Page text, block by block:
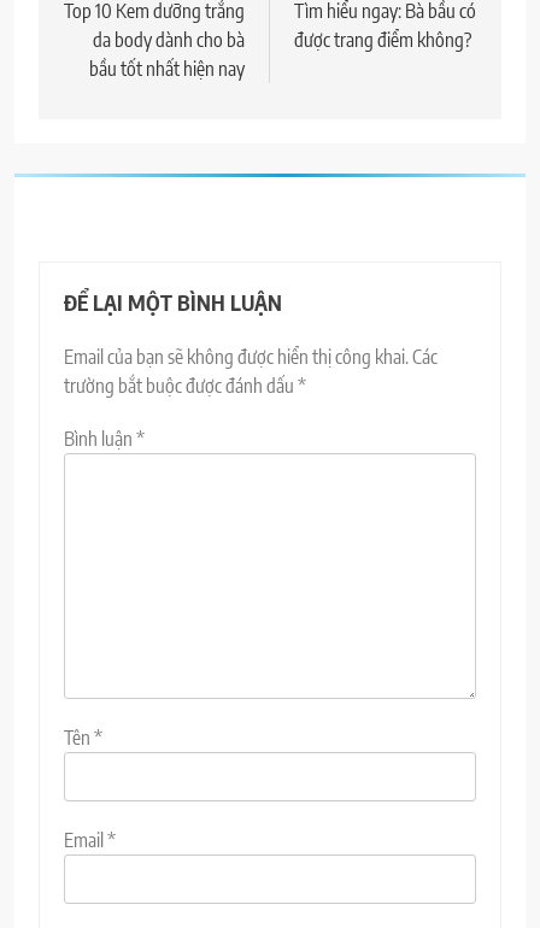
hướng
bài
Top 10 Kem dưỡng trắng
da body dành cho bà
bầu tốt nhất hiện nay
Tìm hiểu ngay: Bà bầu có
được trang điểm không?
ĐỂ LẠI MỘT BÌNH LUẬN
Email của bạn sẽ không được hiển thị công khai.Các
trường bắt buộc được đánh dấu *
Bình luận *
Tên *
Email *